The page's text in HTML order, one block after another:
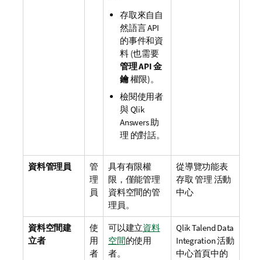
存取來自自
然語言 API
的事件和資
料 (也需要
管理 API 金
鑰權限)。
檢閱使用者
與Qlik
Answers助
理 的對話。
資料管理員
管
理
員
具有有限權
限，僅能管理
資料空間的管
理員。
從導覽功能表
存取管理 活動
中心
資料空間建
立者
使
用
者
可以建立資料
空間的使用
者。
Qlik Talend Data
Integration活動
中心首頁中的